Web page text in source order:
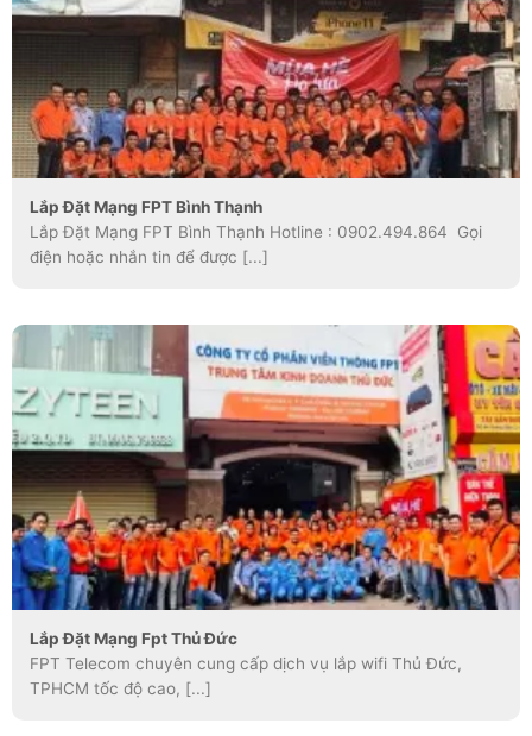
Lắp Đặt Mạng FPT Bình Thạnh
Lắp Đặt Mạng FPT Bình Thạnh Hotline : 0902.494.864 Gọi
điện hoặc nhắn tin để được [...]
Lắp Đặt Mạng Fpt Thủ Đức
FPT Telecom chuyên cung cấp dịch vụ lắp wifi Thủ Đức,
TPHCM tốc độ cao, [...]